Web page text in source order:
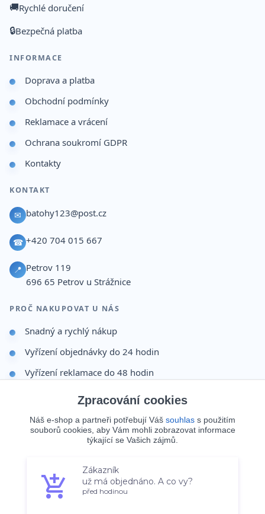
🚚Rychlé doručení
🔒Bezpečná platba
INFORMACE
Doprava a platba
Obchodní podmínky
Reklamace a vrácení
Ochrana soukromí GDPR
Kontakty
KONTAKT
✉ batohy123@post.cz
☎ +420 704 015 667
📍 Petrov 119
696 65 Petrov u Strážnice
PROČ NAKUPOVAT U NÁS
Snadný a rychlý nákup
Vyřízení objednávky do 24 hodin
Vyřízení reklamace do 48 hodin
Dárek po dokončení objednávky
Odesíláme i na Slovensko
Doprava 65 Kč nad 499 Kč
© 2026 Batohy123.cz. Všechna práva vyhrazena.
Zpracování cookies
Náš e-shop a partneři potřebují Váš souhlas s použitím
souborů cookies, aby Vám mohli zobrazovat informace
týkající se Vašich zájmů.
Nastavení
Zákazník
už má objednáno. A co vy?
před hodinou